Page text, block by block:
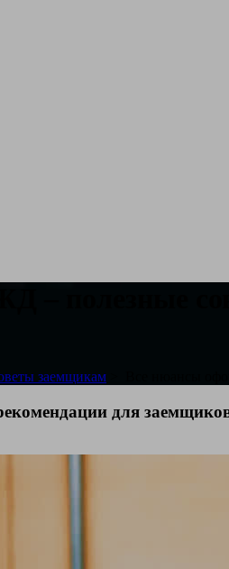
заемщикам
для